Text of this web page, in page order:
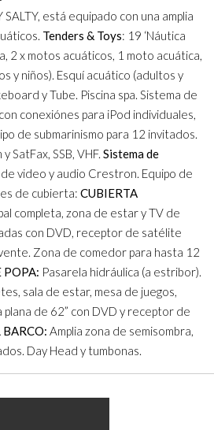
SALTY, está equipado con una amplia
Tenders & Toys: 19 ‘Náutica
2 x motos acuáticos, 1 moto acuática,
y niños). Esquí acuático (adultos y
y Tube. Piscina spa. Sistema de
conexiónes para iPod individuales,
de submarinismo para 12 invitados.
SatFax, SSB, VHF. Sistema de
de video y audio Crestron. Equipo de
de cubierta: CUBIERTA
completa, zona de estar y TV de
con DVD, receptor de satélite
Zona de comedor para hasta 12
POPA: Pasarela hidráulica (a estribor).
sala de estar, mesa de juegos,
de 62” con DVD y receptor de
BARCO: Amplia zona de semisombra,
Day Head y tumbonas.